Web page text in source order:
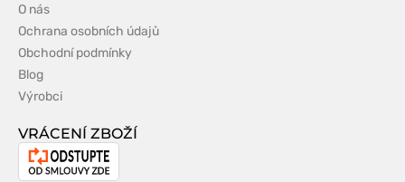
O nás
Ochrana osobních údajů
Obchodní podmínky
Blog
Výrobci
VRÁCENÍ ZBOŽÍ
Odstoupení